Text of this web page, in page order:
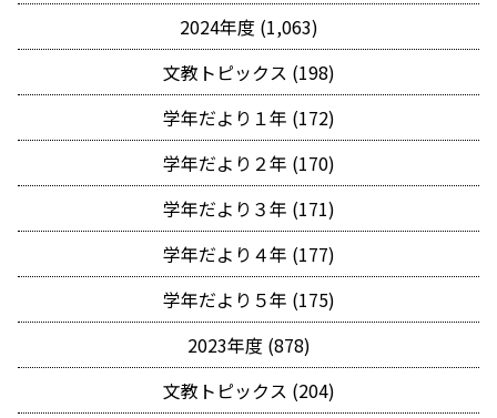
2024年度 (1,063)
文教トピックス (198)
学年だより１年 (172)
学年だより２年 (170)
学年だより３年 (171)
学年だより４年 (177)
学年だより５年 (175)
2023年度 (878)
文教トピックス (204)